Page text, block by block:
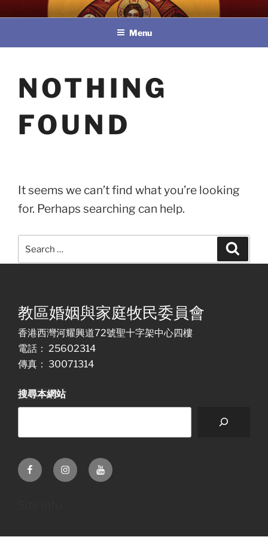
to
教區婚姻與家庭牧民委員會
Menu
NOTHING
FOUND
It seems we can’t find what you’re looking
for. Perhaps searching can help.
for:
教區婚姻與家庭牧民委員會
香港西灣河耀興道72號聖十字架中心四樓
電話： 25602314
傳真： 30071314
搜尋本網站
FacebookInstagramYoutube